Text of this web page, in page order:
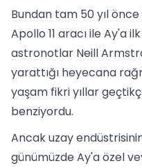
Bundan tam 50 yıl önce
Apollo 11 aracı ile Ay'a
astronotlar Neill
yarattığı heyecana
yaşam fikri yıllar
benziyordu.
Ancak uzay
günümüzde Ay'a özel